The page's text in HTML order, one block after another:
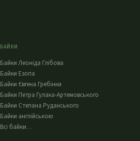
БАЙКИ
Байки Леоніда Глібова
Байки Езопа
Байки Євгена Гребінки
Байки Петра Гулака-Артемовського
Байки Степана Руданського
Байки англійською
Всі байки…